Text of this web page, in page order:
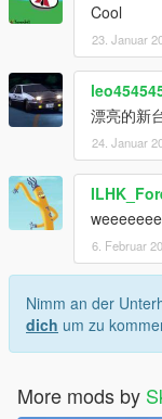
Cool
23. Januar
漂亮的新
24. Januar
6. Februar
Nimm an der
dich um zu
More mods by